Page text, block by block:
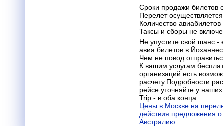
Сроки продажи билетов
Перелет
Количество
Таксы и сборы не
Не упустите свой шанс
авиа билетов в
Чем не повод
К вашим услугам
организаций есть
расчету.Подробности
рейсе уточняйте у
Trip - в оба конца.
Цены в Москве на
действия предложения
Австралию